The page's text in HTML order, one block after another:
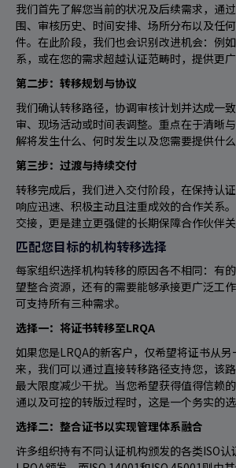
我们首先了解您当前的状况及后续需求，通
围、审核历史、时间安排、场所分布以及任
件。在此阶段，我们也会识别改进机会：例
系，或在您的需求超越认证范畴时，提供更广
第二步：转移规划与协议
我们确认转移路径，协调审核计划并达成一
审、现场活动或时间表调整。重点在于清晰
解将发生什么、何时发生以及您需要提供什么
第三步：过渡与持续交付
转移完成后，我们进入交付阶段，在保持认
响应迅速、积极主动且注重成效的合作关系
交接，更是建立更强健的长期保障合作伙伴关
匹配您目标的机构转移选择
每家组织选择机构转移的原因各不相同：有
望整合资源，还有的需要能够承接更广泛工
可支持所有三种需求。
选择一：将证书转移至LRQA
如果您是LRQA的新客户，仅希望将证书从
来，我们可以通过直接转移路径支持您，该
最大限度减少干扰。当您希望获得值得信赖
通以及可控的转版过程时，这是一个务实的选
选择二：整合证书以实现管理体系融合
许多组织持有不同认证机构颁发的各类ISO认